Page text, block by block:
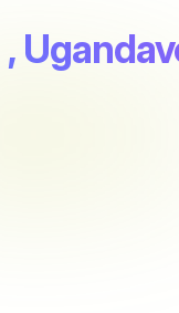
,